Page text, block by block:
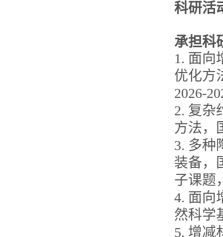
科研活
承担科
1. 面向
优化方
2026-
2. 复杂
方法，
3. 多种
装备，
子课题
4. 面向
然科学
5. 增减